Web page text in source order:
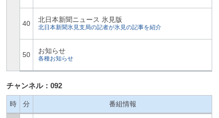
40 北日本新聞ニュース 氷見版
北日本新聞氷見支局の記者が氷見の記事を紹介
50 お知らせ
各種お知らせ
チャンネル：092
時 分 番組情報